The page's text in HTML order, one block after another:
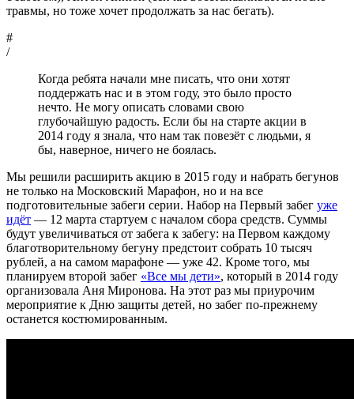
травмы, но тоже хочет продолжать за нас бегать).
#
/
Когда ребята начали мне писать, что они хотят
поддержать нас и в этом году, это было просто
нечто. Не могу описать словами свою
глубочайшую радость. Если бы на старте акции в
2014 году я знала, что нам так повезёт с людьми, я
бы, наверное, ничего не боялась.
Мы решили расширить акцию в 2015 году и набрать бегунов
не только на Московский Марафон, но и на все
подготовительные забеги серии. Набор на Первый забег уже
идёт — 12 марта стартуем с началом сбора средств. Суммы
будут увеличиваться от забега к забегу: на Первом каждому
благотворительному бегуну предстоит собрать 10 тысяч
рублей, а на самом марафоне — уже 42. Кроме того, мы
планируем второй забег «Все мы дети», который в 2014 году
организовала Аня Миронова. На этот раз мы приурочим
мероприятие к Дню защиты детей, но забег по-прежнему
останется костюмированным.